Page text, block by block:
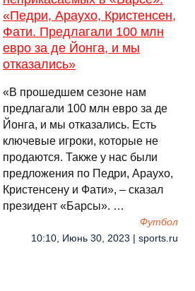
«Педри, Араухо, Кристенсен,
Фати. Предлагали 100 млн
евро за де Йонга, и мы
отказались»
«В прошедшем сезоне нам
предлагали 100 млн евро за де
Йонга, и мы отказались. Есть
ключевые игроки, которые не
продаются. Также у нас были
предложения по Педри, Араухо,
Кристенсену и Фати», – сказал
президент «Барсы». …
Футбол
10:10, Июнь 30, 2023 | sports.ru